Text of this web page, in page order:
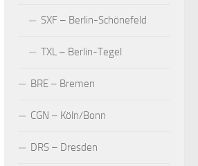
SXF – Berlin-Schönefeld
TXL – Berlin-Tegel
BRE – Bremen
CGN – Köln/Bonn
DRS – Dresden